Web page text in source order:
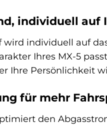
individuell auf
wird individuell auf
Ihres MX-5
Ihre Persönlichkeit
für mehr
den